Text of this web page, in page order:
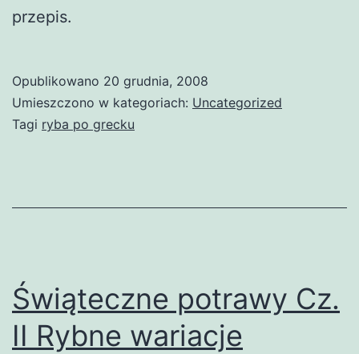
przepis.
Opublikowano 20 grudnia, 2008
Umieszczono w kategoriach: Uncategorized
Tagi ryba po grecku
Świąteczne potrawy Cz.
II Rybne wariacje